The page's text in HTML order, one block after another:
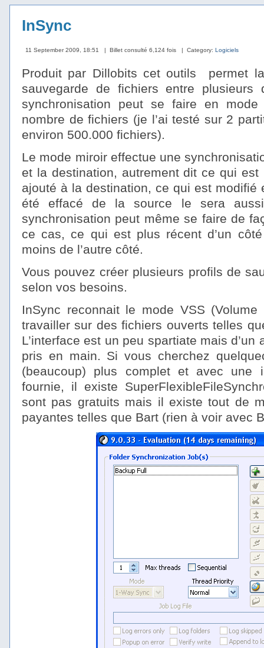
InSync
11 September 2009, 18:51 | Billet consulté 6,124 fois | Category: Logiciels
Produit par Dillobits cet outils permet
sauvegarde de fichiers entre plusieurs
synchronisation peut se faire en
nombre de fichiers (je l’ai testé sur 2
environ 500.000 fichiers).
Le mode miroir effectue une
et la destination, autrement dit ce qui
ajouté à la destination, ce qui est modifié
été effacé de la source le sera
synchronisation peut même se faire de
ce cas, ce qui est plus récent d’un
moins de l’autre côté.
Vous pouvez créer plusieurs profils de
selon vos besoins.
InSync reconnait le mode VSS
travailler sur des fichiers ouverts telles
L’interface est un peu spartiate mais
pris en main. Si vous cherchez
(beaucoup) plus complet et avec une
fournie, il existe
sont pas gratuits mais il existe tout de
payantes telles que Bart (rien à voir avec